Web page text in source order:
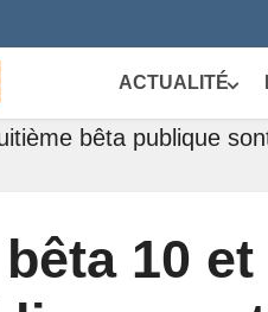
ACTUALITÉ
bêta publique
10